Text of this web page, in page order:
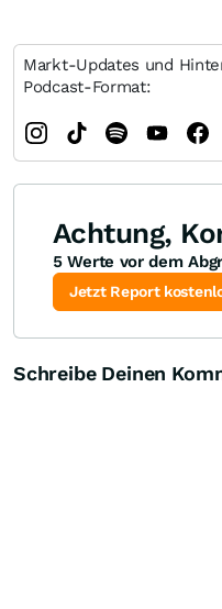
Markt-Updates und
Podcast-Format:
Achtung,
5 Werte vor dem
Jetzt Report
Schreibe Deinen